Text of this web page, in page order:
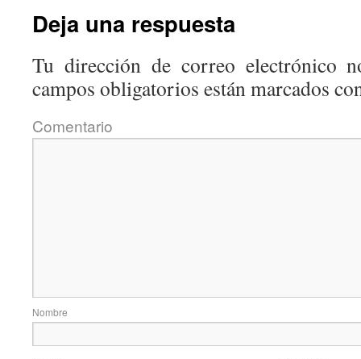
Deja una respuesta
Tu dirección de correo electrónico
campos obligatorios están marcados